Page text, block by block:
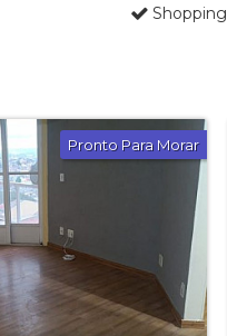
Shopping
Pronto Para Morar